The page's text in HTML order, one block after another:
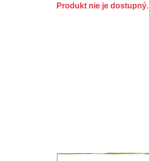
Produkt nie je dostupný.